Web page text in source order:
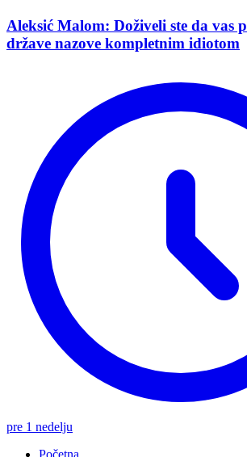
Aleksić Malom: Doživeli ste da vas
države nazove kompletnim idiotom
pre 1 nedelju
Početna